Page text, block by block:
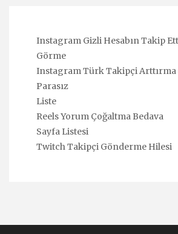
Instagram Gizli Hesabın Takip
Görme
Instagram Türk Takipçi Arttırma
Parasız
Liste
Reels Yorum Çoğaltma Bedava
Sayfa Listesi
Twitch Takipçi Gönderme Hilesi